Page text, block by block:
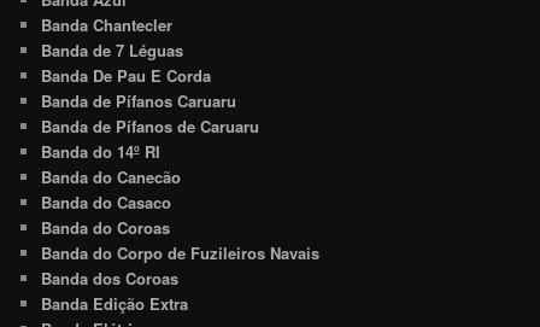
Banda Chantecler
Banda de 7 Léguas
Banda De Pau E Corda
Banda de Pífanos Caruaru
Banda de Pífanos de Caruaru
Banda do 14º RI
Banda do Canecão
Banda do Casaco
Banda do Coroas
Banda do Corpo de Fuzileiros Navais
Banda dos Coroas
Banda Edição Extra